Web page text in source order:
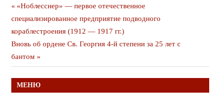
Навигация
по
записям
Предыдущая
публикация
«Ноблесснер» — первое отечественное
специализированное предприятие подводного
кораблестроения (1912 — 1917 гг.)
Следующая
публикация
Вновь об ордене Св. Георгия 4-й степени за 25 лет с
бантом
МЕНЮ